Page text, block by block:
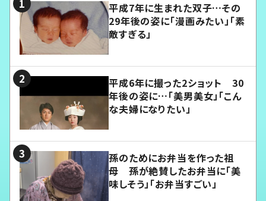
平成7年に生まれた双子…その
29年後の姿に「漫画みたい」「素
敵すぎる」
平成6年に撮った2ショット 30
年後の姿に…「美男美女」「こん
な夫婦になりたい」
孫のためにお弁当を作った祖
母 孫が絶賛したお弁当に「美
味しそう」「お弁当すごい」